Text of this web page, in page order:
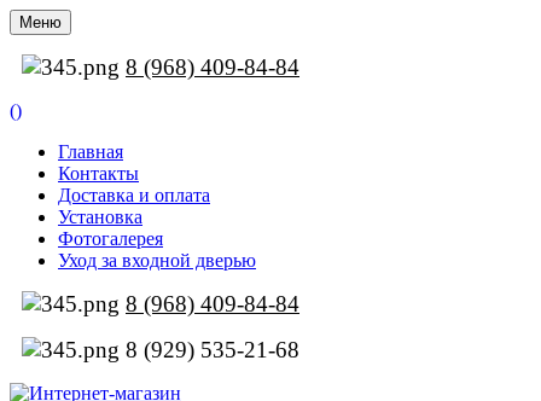
Меню
8 (968) 409-84-84
()
Главная
Контакты
Доставка и оплата
Установка
Фотогалерея
Уход за входной дверью
8 (968) 409-84-84
8 (929) 535-21-68